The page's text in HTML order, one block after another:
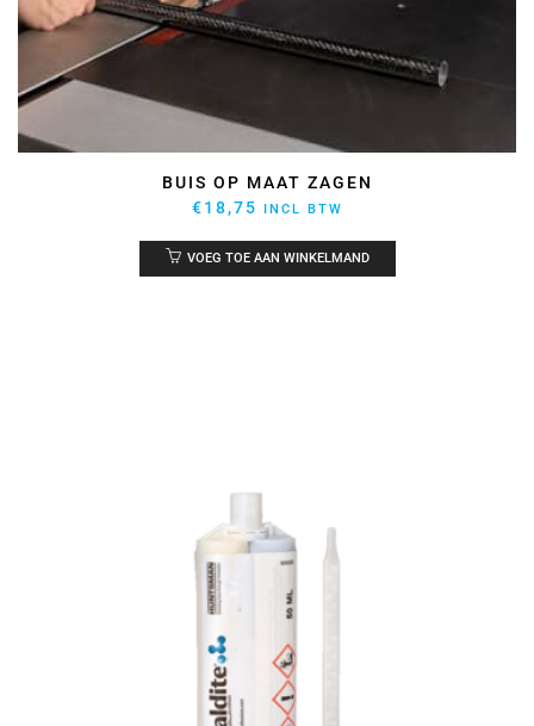
BUIS OP MAAT ZAGEN
€18,75 INCL BTW
VOEG TOE AAN WINKELMAND